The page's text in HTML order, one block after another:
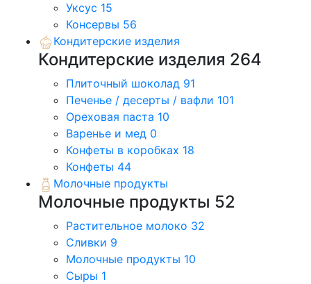
Уксус 15
Консервы 56
Кондитерские изделия
Кондитерские изделия 264
Плиточный шоколад 91
Печенье / десерты / вафли 101
Ореховая паста 10
Варенье и мед 0
Конфеты в коробках 18
Конфеты 44
Молочные продукты
Молочные продукты 52
Растительное молоко 32
Сливки 9
Молочные продукты 10
Сыры 1